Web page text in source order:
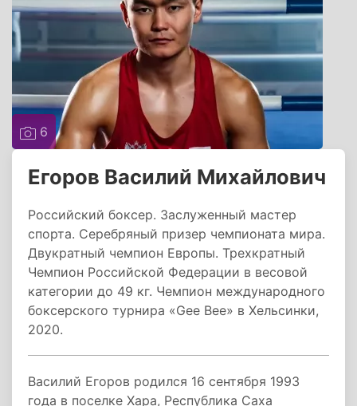
6
Егоров Василий Михайлович
Российский боксер. Заслуженный мастер
спорта. Серебряный призер чемпионата мира.
Двукратный чемпион Европы. Трехкратный
Чемпион Российской Федерации в весовой
категории до 49 кг. Чемпион международного
боксерского турнира «Gee Bee» в Хельсинки,
2020.
Василий Егоров родился 16 сентября 1993
года в поселке Хара, Республика Саха